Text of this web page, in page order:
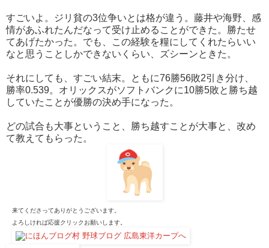
すごいよ。ジリ貧の3位争いとは格が違う。藤井や海野、感
情があふれたんだなって受け止めることができた。勝たせ
てあげたかった。でも、この経験を糧にしてくれたらいい
なと思うことしかできないくらい、ズシーンときた。
それにしても、すごい結末。ともに76勝56敗2引き分け、
勝率0.539。オリックスがソフトバンクに10勝5敗と勝ち越
していたことが優勝の決め手になった。
どの試合も大事ということ、勝ち越すことが大事と、改め
て教えてもらった。
来てくださってありがとうございます。
よろしければ応援クリックお願いします。